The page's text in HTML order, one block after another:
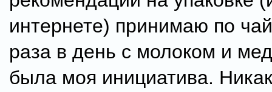
интернете) принимаю по
раза в день с молоком и
была моя инициатива.